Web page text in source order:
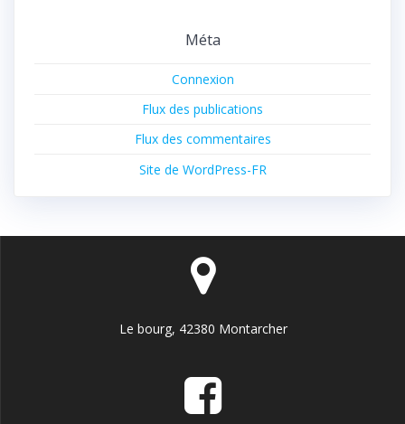
Méta
Connexion
Flux des publications
Flux des commentaires
Site de WordPress-FR
Le bourg, 42380 Montarcher